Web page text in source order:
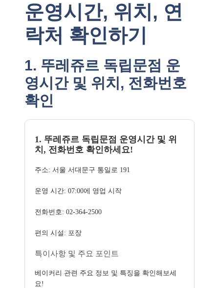
운영시간, 위치, 연
락처 확인하기
1. 뚜레쥬르 독립문점 운
영시간 및 위치, 전화번호
확인
1. 뚜레쥬르 독립문점 운영시간 및 위
치, 전화번호 확인하세요!
주소: 서울 서대문구 통일로 191
운영 시간: 07:00에 영업 시작
전화번호: 02-364-2500
편의 시설: 포장
특이사항 및 주요 포인트
베이커리 관련 주요 정보 및 특징을 확인해보세
요!